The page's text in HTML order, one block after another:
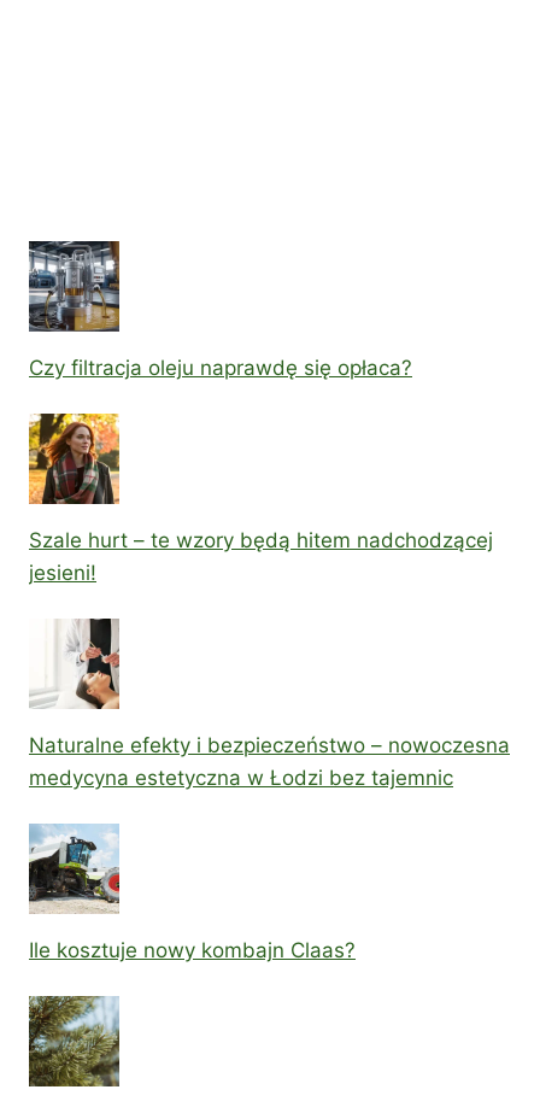
Czy filtracja oleju naprawdę się opłaca?
Szale hurt – te wzory będą hitem nadchodzącej
jesieni!
Naturalne efekty i bezpieczeństwo – nowoczesna
medycyna estetyczna w Łodzi bez tajemnic
Ile kosztuje nowy kombajn Claas?